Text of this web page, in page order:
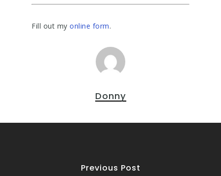
Fill out my online form.
Donny
Previous Post